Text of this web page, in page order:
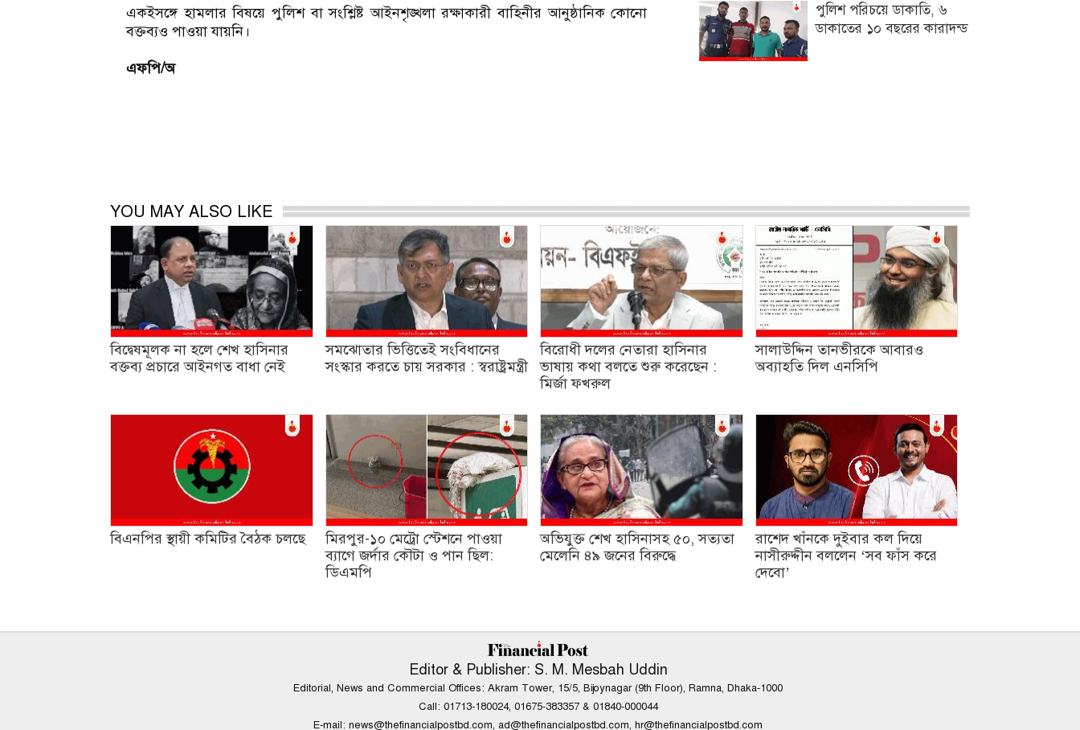
একইসঙ্গে হামলার বিষয়ে পুলিশ বা সংশ্লিষ্ট আইনশৃঙ্খলা রক্ষাকারী বাহিনীর আনুষ্ঠানিক কোনো
বক্তব্যও পাওয়া যায়নি।
এফপি/অ
পুলিশ পরিচয়ে ডাকাতি, ৬
ডাকাতের ১০ বছরের কারাদন্ড
YOU MAY ALSO LIKE
বিদ্বেষমূলক না হলে শেখ হাসিনার
বক্তব্য প্রচারে আইনগত বাধা নেই
সমঝোতার ভিত্তিতেই সংবিধানের
সংস্কার করতে চায় সরকার : স্বরাষ্ট্রমন্ত্রী
বিরোধী দলের নেতারা হাসিনার
ভাষায় কথা বলতে শুরু করেছেন :
মির্জা ফখরুল
সালাউদ্দিন তানভীরকে আবারও
অব্যাহতি দিল এনসিপি
বিএনপির স্থায়ী কমিটির বৈঠক চলছে
মিরপুর-১০ মেট্রো স্টেশনে পাওয়া
ব্যাগে জর্দার কৌটা ও পান ছিল:
ডিএমপি
অভিযুক্ত শেখ হাসিনাসহ ৫০, সত্যতা
মেলেনি ৪৯ জনের বিরুদ্ধে
রাশেদ খাঁনকে দুইবার কল দিয়ে
নাসীরুদ্দীন বললেন ‘সব ফাঁস করে
দেবো’
Editor & Publisher: S. M. Mesbah Uddin
Editorial, News and Commercial Offices: Akram Tower, 15/5, Bijoynagar (9th Floor), Ramna, Dhaka-1000
Call: 01713-180024, 01675-383357 & 01840-000044
E-mail: news@thefinancialpostbd.com, ad@thefinancialpostbd.com, hr@thefinancialpostbd.com